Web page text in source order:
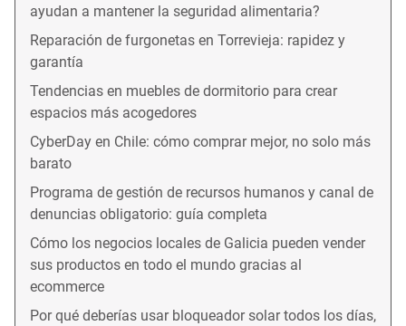
ayudan a mantener la seguridad alimentaria?
Reparación de furgonetas en Torrevieja: rapidez y
garantía
Tendencias en muebles de dormitorio para crear
espacios más acogedores
CyberDay en Chile: cómo comprar mejor, no solo más
barato
Programa de gestión de recursos humanos y canal de
denuncias obligatorio: guía completa
Cómo los negocios locales de Galicia pueden vender
sus productos en todo el mundo gracias al
ecommerce
Por qué deberías usar bloqueador solar todos los días,